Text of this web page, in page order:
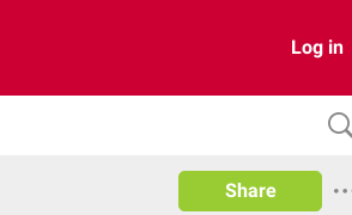
Log in
Share